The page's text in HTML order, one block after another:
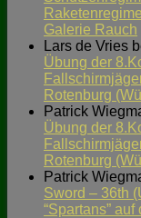
Galerie Rauch
Lars de Vries
Übung der
Rotenburg
Patrick
Übung der
Rotenburg
Patrick
Sword – 36th
“Spartans”